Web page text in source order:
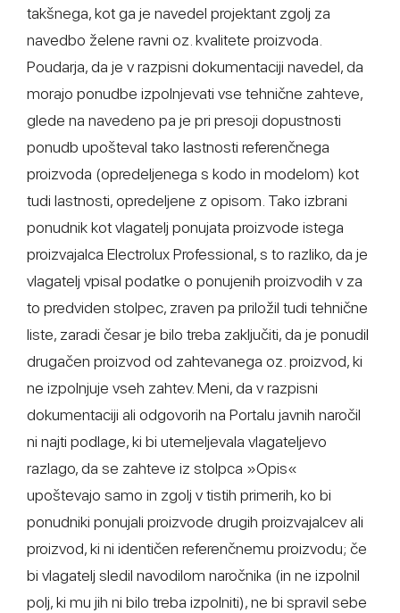
takšnega, kot ga je navedel projektant zgolj za
navedbo želene ravni oz. kvalitete proizvoda.
Poudarja, da je v razpisni dokumentaciji navedel, da
morajo ponudbe izpolnjevati vse tehnične zahteve,
glede na navedeno pa je pri presoji dopustnosti
ponudb upošteval tako lastnosti referenčnega
proizvoda (opredeljenega s kodo in modelom) kot
tudi lastnosti, opredeljene z opisom. Tako izbrani
ponudnik kot vlagatelj ponujata proizvode istega
proizvajalca Electrolux Professional, s to razliko, da je
vlagatelj vpisal podatke o ponujenih proizvodih v za
to predviden stolpec, zraven pa priložil tudi tehnične
liste, zaradi česar je bilo treba zaključiti, da je ponudil
drugačen proizvod od zahtevanega oz. proizvod, ki
ne izpolnjuje vseh zahtev. Meni, da v razpisni
dokumentaciji ali odgovorih na Portalu javnih naročil
ni najti podlage, ki bi utemeljevala vlagateljevo
razlago, da se zahteve iz stolpca »Opis«
upoštevajo samo in zgolj v tistih primerih, ko bi
ponudniki ponujali proizvode drugih proizvajalcev ali
proizvod, ki ni identičen referenčnemu proizvodu; če
bi vlagatelj sledil navodilom naročnika (in ne izpolnil
polj, ki mu jih ni bilo treba izpolniti), ne bi spravil sebe